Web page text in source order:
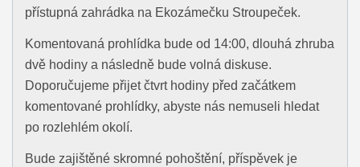
přístupná zahrádka na Ekozámečku Stroupeček.
Komentovaná prohlídka bude od 14:00, dlouhá zhruba
dvě hodiny a následně bude volná diskuse.
Doporučujeme přijet čtvrt hodiny před začátkem
komentované prohlídky, abyste nás nemuseli hledat
po rozlehlém okolí.
Bude zajištěné skromné pohoštění, příspěvek je